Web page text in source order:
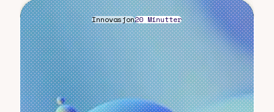
Innovasjon20 Minutter